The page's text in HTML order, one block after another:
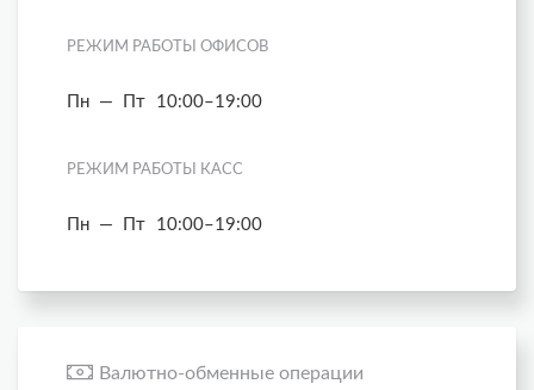
РЕЖИМ РАБОТЫ ОФИСОВ
Пн — Пт 10:00–19:00
РЕЖИМ РАБОТЫ КАСС
Пн — Пт 10:00–19:00
Валютно-обменные операции